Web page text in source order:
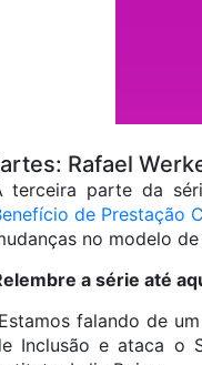
Rafael
terceira parte da
de Prestação
no modelo
a série até
falando de
Inclusão e ataca o